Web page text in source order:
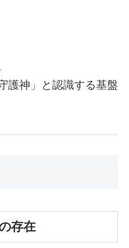
護神」と認識する基盤
存在